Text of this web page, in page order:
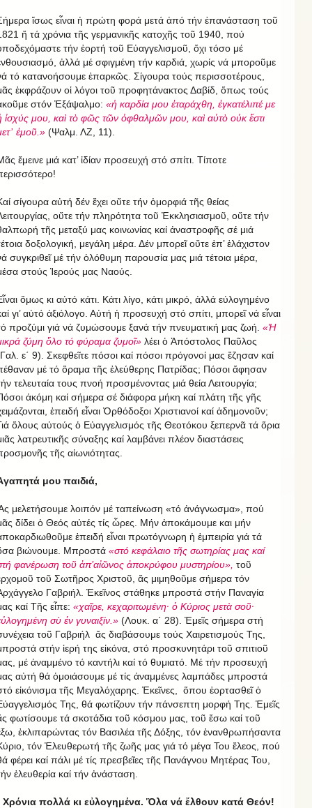
ἴσως εἶναι ἡ πρώτη φορά μετά ἀπό τήν ἐπανάσταση τοῦ
ἤ τά χρόνια τῆς γερμανικῆς κατοχῆς τοῦ 1940, πού
τήν ἑορτή τοῦ Εὐαγγελισμοῦ, ὄχι τόσο μέ
ἀλλά μέ σφιγμένη τήν καρδιά, χωρίς νά μποροῦμε
τό κατανοήσουμε ἐπαρκῶς. Σίγουρα τούς περισσοτέρους,
ἐκφράζουν οἱ λόγοι τοῦ προφητάνακτος Δαβίδ, ὅπως τούς
στόν Ἐξάψαλμο: «ἡ καρδία μου ἐταράχθη, ἐγκατέλιπέ με
ἰσχύς μου, καὶ τὸ φῶς τῶν ὀφθαλμῶν μου, καὶ αὐτὸ οὐκ ἔστι
ἐμοῦ.» (Ψαλμ. ΛΖ, 11).
ἔμεινε μιά κατ’ ἰδίαν προσευχή στό σπίτι. Τίποτε
σίγουρα αὐτή δέν ἔχει οὔτε τήν ὀμορφιά τῆς θείας
οὔτε τήν πληρότητα τοῦ Ἐκκλησιασμοῦ, οὔτε τήν
τῆς μεταξύ μας κοινωνίας καί ἀναστροφῆς σέ μιά
δοξολογική, μεγάλη μέρα. Δέν μπορεῖ οὔτε ἐπ’ ἐλάχιστον
συγκριθεῖ μέ τήν ὁλόθυμη παρουσία μας μιά τέτοια μέρα,
στούς Ἱερούς μας Ναούς.
ὅμως κι αὐτό κάτι. Κάτι λίγο, κάτι μικρό, ἀλλά εὐλογημένο
γι’ αὐτό ἀξιόλογο. Αὐτή ἡ προσευχή στό σπίτι, μπορεῖ νά εἶναι
προζύμι γιά νά ζυμώσουμε ξανά τήν πνευματική μας ζωή. «Ἡ
ζύμη ὅλο τό φύραμα ζυμοῖ» λέει ὁ Ἀπόστολος Παῦλος
ε΄ 9). Σκεφθεῖτε πόσοι καί πόσοι πρόγονοί μας ἔζησαν καί
μέ τό ὅραμα τῆς ἐλεύθερης Πατρίδας; Πόσοι ἄφησαν
τελευταία τους πνοή προσμένοντας μιά θεία Λειτουργία;
ἀκόμη καί σήμερα σέ διάφορα μήκη καί πλάτη τῆς γῆς
ἐπειδή εἶναι Ὀρθόδοξοι Χριστιανοί καί ἀδημονοῦν;
ὅλους αὐτούς ὁ Εὐαγγελισμός τῆς Θεοτόκου ξεπερνᾶ τά ὅρια
λατρευτικῆς σύναξης καί λαμβάνει πλέον διαστάσεις
τῆς αἰωνιότητας.
μου παιδιά,
μελετήσουμε λοιπόν μέ ταπείνωση «τό ἀνάγνωσμα», πού
δίδει ὁ Θεός αὐτές τίς ὧρες. Μήν ἀποκάμουμε και μήν
ἐπειδή εἶναι πρωτόγνωρη ἡ ἐμπειρία γιά τά
βιώνουμε. Μπροστά «στό κεφάλαιο τῆς σωτηρίας μας καί
φανέρωση τοῦ ἀπ’αἰῶνος ἀποκρύφου μυστηρίου», τοῦ
τοῦ Σωτῆρος Χριστοῦ, ἄς μιμηθοῦμε σήμερα τόν
Γαβριήλ. Ἐκεῖνος στάθηκε μπροστά στήν Παναγία
καί Τῆς εἶπε: «χαῖρε, κεχαριτωμένη· ὁ Κύριος μετὰ σοῦ·
σὺ ἐν γυναιξίν.» (Λουκ. α΄ 28). Ἐμεῖς σήμερα στή
τοῦ Γαβριήλ ἄς διαβάσουμε τούς Χαιρετισμούς Της,
στήν ἱερή της εἰκόνα, στό προσκυνητάρι τοῦ σπιτιοῦ
μέ ἀναμμένο τό καντήλι καί τό θυμιατό. Μέ τήν προσευχή
αὐτή θά ὁμοιάσουμε μέ τίς ἀναμμένες λαμπάδες μπροστά
εἰκόνισμα τῆς Μεγαλόχαρης. Ἐκεῖνες, ὅπου ἑορτασθεῖ ὁ
Της, θά φωτίζουν τήν πάνσεπτη μορφή Της. Ἐμεῖς
φωτίσουμε τά σκοτάδια τοῦ κόσμου μας, τοῦ ἔσω καί τοῦ
ἐκλιπαρώντας τόν Βασιλέα τῆς Δόξης, τόν ἐνανθρωπήσαντα
τόν Ἐλευθερωτή τῆς ζωῆς μας γιά τό μέγα Του ἔλεος, πού
φέρει καί πάλι μέ τίς πρεσβεῖες τῆς Πανάγνου Μητέρας Του,
ἐλευθερία καί τήν ἀνάσταση.
Χρόνια πολλά κι εὐλογημένα. Ὅλα νά ἔλθουν κατά Θεόν!